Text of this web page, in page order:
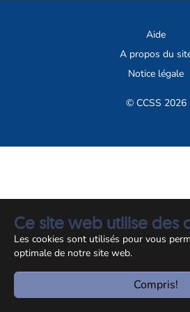
Ce site web utilise des
Les cookies sont utilisés pour vous
optimale de notre site web.
Compris!
Aide
A propos du
Notice légale
© CCSS 2026